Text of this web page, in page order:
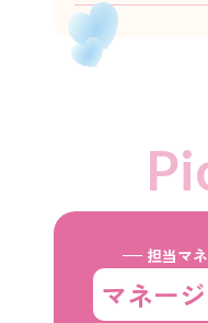
担当マ
マネー